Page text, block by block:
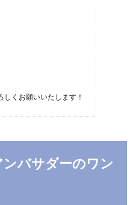
くお願いいたします！
バサダーのワン